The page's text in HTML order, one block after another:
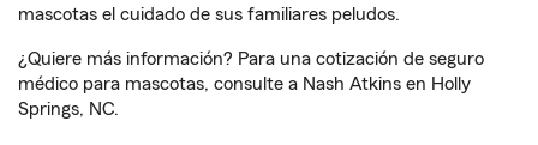
mascotas el cuidado de sus familiares peludos.
¿Quiere más información? Para una cotización de seguro
médico para mascotas, consulte a Nash Atkins en Holly
Springs, NC.